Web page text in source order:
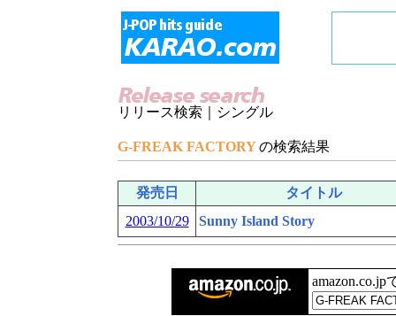
リリース検索｜シングル
G-FREAK FACTORYの検索結果
発売日
タイトル
2003/10/29
Sunny Island Story
amazon.co.jp